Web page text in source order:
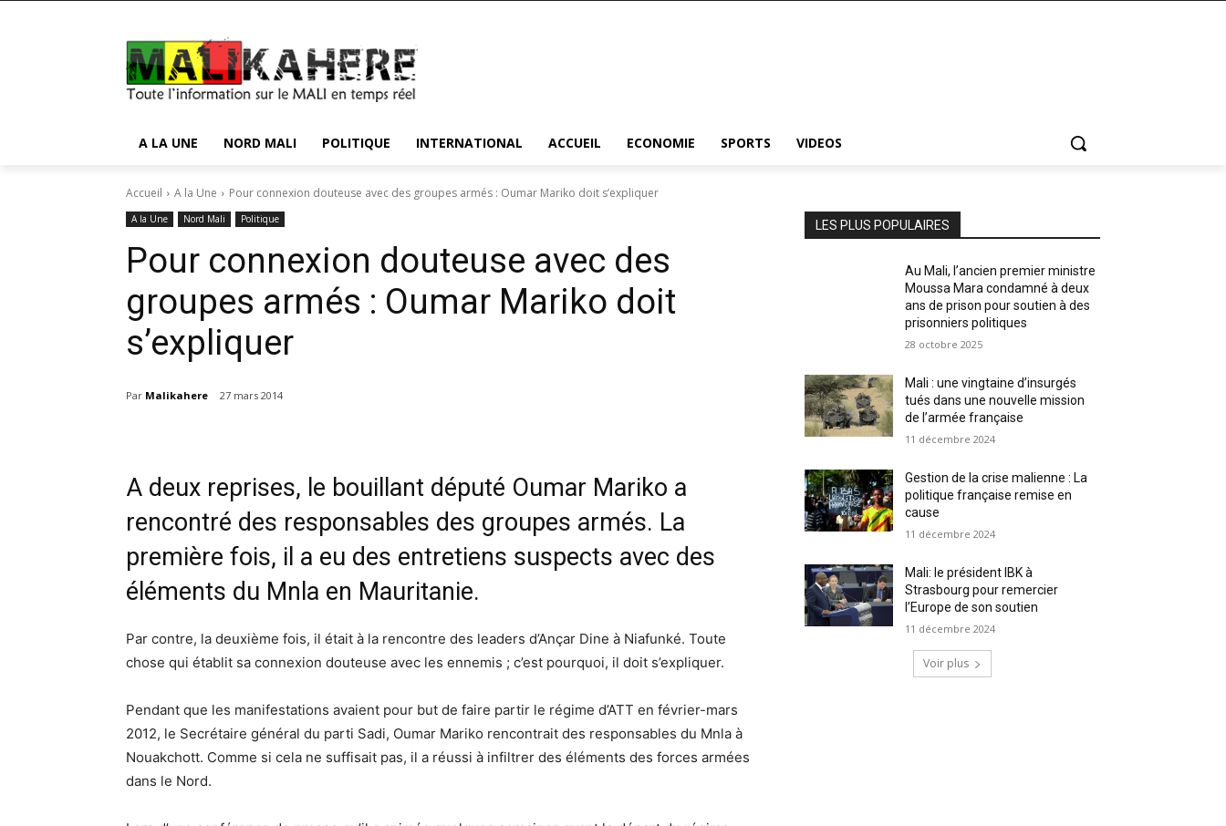
A LA UNE NORD MALI POLITIQUE INTERNATIONAL ACCUEIL ECONOMIE SPORTS VIDEOS
Accueil A la Une Pour connexion douteuse avec des groupes armés : Oumar Mariko doit s’expliquer
A la Une Nord Mali Politique
Pour connexion douteuse avec des
groupes armés : Oumar Mariko doit
s’expliquer
Par Malikahere 27 mars 2014
A deux reprises, le bouillant député Oumar Mariko a
rencontré des responsables des groupes armés. La
première fois, il a eu des entretiens suspects avec des
éléments du Mnla en Mauritanie.
Par contre, la deuxième fois, il était à la rencontre des leaders d’Ançar Dine à Niafunké. Toute
chose qui établit sa connexion douteuse avec les ennemis ; c’est pourquoi, il doit s’expliquer.
Pendant que les manifestations avaient pour but de faire partir le régime d’ATT en février-mars
2012, le Secrétaire général du parti Sadi, Oumar Mariko rencontrait des responsables du Mnla à
Nouakchott. Comme si cela ne suffisait pas, il a réussi à infiltrer des éléments des forces armées
dans le Nord.
LES PLUS POPULAIRES
Au Mali, l’ancien premier ministre
Moussa Mara condamné à deux
ans de prison pour soutien à des
prisonniers politiques
28 octobre 2025
Mali : une vingtaine d’insurgés
tués dans une nouvelle mission
de l’armée française
11 décembre 2024
Gestion de la crise malienne : La
politique française remise en
cause
11 décembre 2024
Mali: le président IBK à
Strasbourg pour remercier
l’Europe de son soutien
11 décembre 2024
Voir plus